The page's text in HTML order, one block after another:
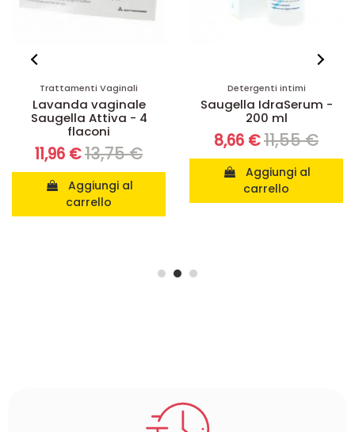
Trattamenti Vaginali
Lavanda vaginale
Saugella Attiva - 4
flaconi
11,96 €13,75 €
carrello
Detergenti intimi
Saugella IdraSerum -
200 ml
8,66 €11,55 €
carrello